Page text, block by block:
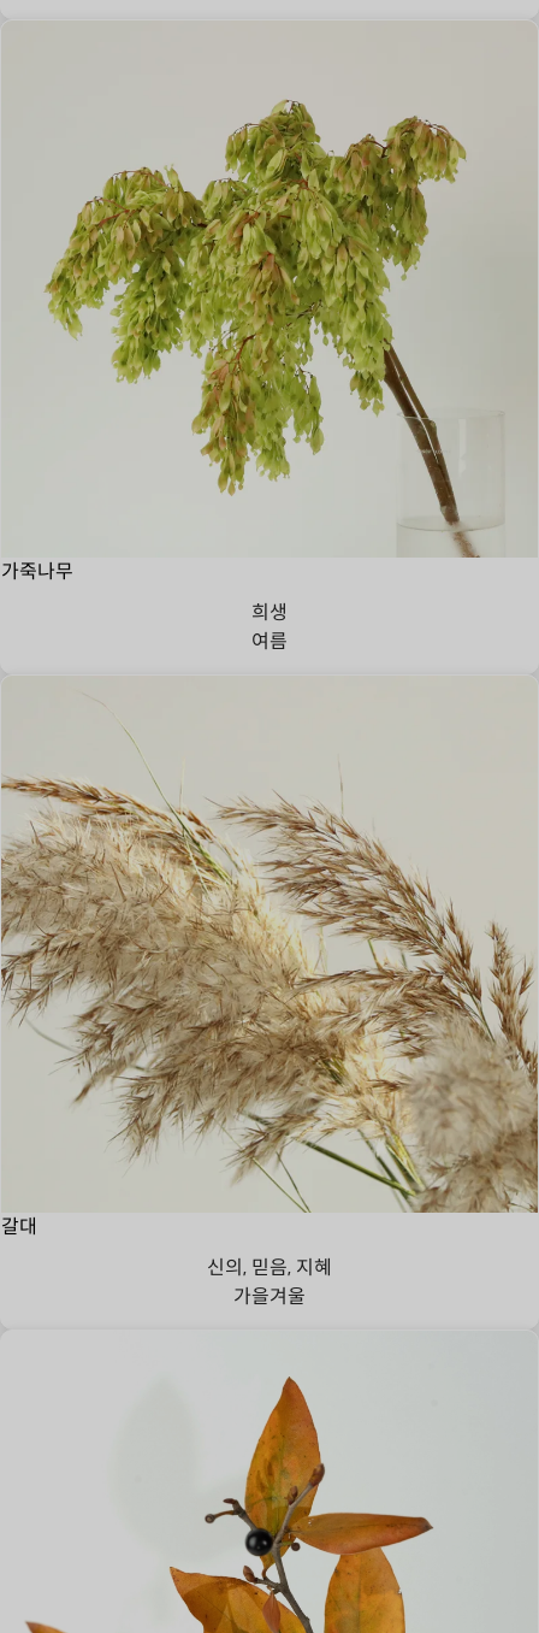
가죽나무
희생
여름
갈대
신의, 믿음, 지혜
가을겨울